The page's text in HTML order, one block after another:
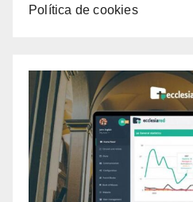
Política de cookies